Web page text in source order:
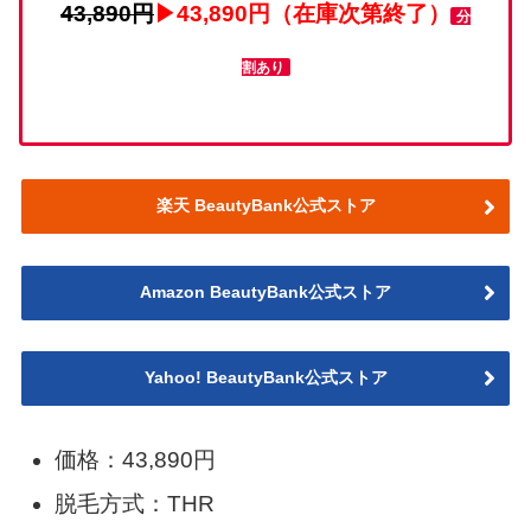
43,890円 ▶43,890円（在庫次第終了） 分
割あり
楽天 BeautyBank公式ストア
Amazon BeautyBank公式ストア
Yahoo! BeautyBank公式ストア
価格：43,890円
脱毛方式：THR